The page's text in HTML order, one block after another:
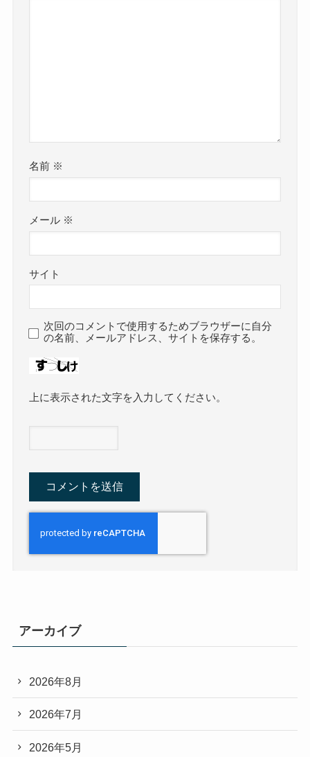
名前 ※
メール ※
サイト
次回のコメントで使用するためブラウザーに自分
の名前、メールアドレス、サイトを保存する。
上に表示された文字を入力してください。
アーカイブ
2026年8月
2026年7月
2026年5月